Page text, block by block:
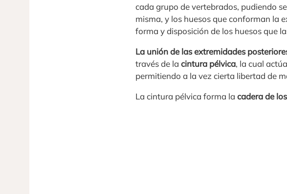
cada grupo de vertebrados, pudiendo
misma, y los huesos que conforman la
forma y disposición de los huesos que
La unión de las extremidades
través de la cintura pélvica, la cual
permitiendo a la vez cierta libertad de
La cintura pélvica forma la cadera de